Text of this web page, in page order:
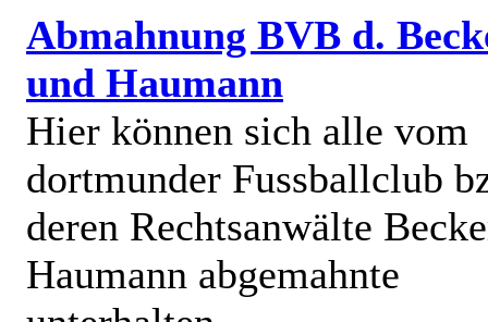
Abmahnung BVB d.
und Haumann
Hier können sich alle vom
dortmunder Fussballclub
deren Rechtsanwälte
Haumann abgemahnte